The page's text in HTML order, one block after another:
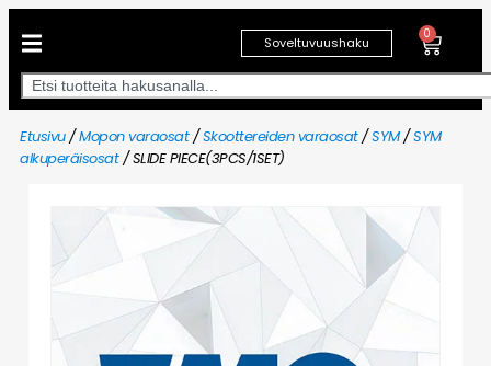
Soveltuvuushaku
0
Etusivu/Mopon varaosat/Skoottereiden varaosat/SYM/SYM
alkuperäisosat/ SLIDE PIECE(3PCS/1SET)